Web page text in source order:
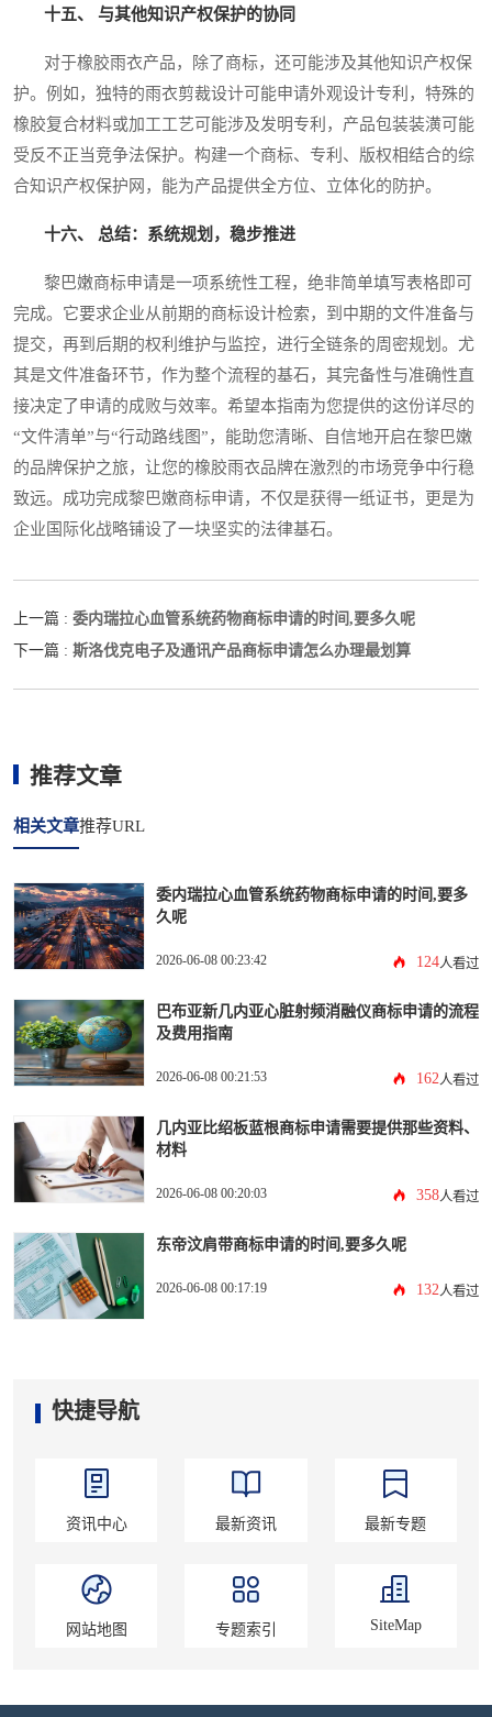
十五、 与其他知识产权保护的协同
对于橡胶雨衣产品，除了商标，还可能涉及其他知识产权保
护。例如，独特的雨衣剪裁设计可能申请外观设计专利，特殊的
橡胶复合材料或加工工艺可能涉及发明专利，产品包装装潢可能
受反不正当竞争法保护。构建一个商标、专利、版权相结合的综
合知识产权保护网，能为产品提供全方位、立体化的防护。
十六、 总结：系统规划，稳步推进
黎巴嫩商标申请是一项系统性工程，绝非简单填写表格即可
完成。它要求企业从前期的商标设计检索，到中期的文件准备与
提交，再到后期的权利维护与监控，进行全链条的周密规划。尤
其是文件准备环节，作为整个流程的基石，其完备性与准确性直
接决定了申请的成败与效率。希望本指南为您提供的这份详尽的
“文件清单”与“行动路线图”，能助您清晰、自信地开启在黎巴嫩
的品牌保护之旅，让您的橡胶雨衣品牌在激烈的市场竞争中行稳
致远。成功完成黎巴嫩商标申请，不仅是获得一纸证书，更是为
企业国际化战略铺设了一块坚实的法律基石。
上一篇 : 委内瑞拉心血管系统药物商标申请的时间,要多久呢
下一篇 : 斯洛伐克电子及通讯产品商标申请怎么办理最划算
推荐文章
相关文章推荐URL
委内瑞拉心血管系统药物商标申请的时间,要多
久呢
2026-06-08 00:23:42 124人看过
巴布亚新几内亚心脏射频消融仪商标申请的流程
及费用指南
2026-06-08 00:21:53 162 人看过
几内亚比绍板蓝根商标申请需要提供那些资料、
材料
2026-06-08 00:20:03 358人看过
东帝汶肩带商标申请的时间,要多久呢
2026-06-08 00:17:19 132 人看过
快捷导航
资讯中心 最新资讯 最新专题
网站地图 专题索引 SiteMap